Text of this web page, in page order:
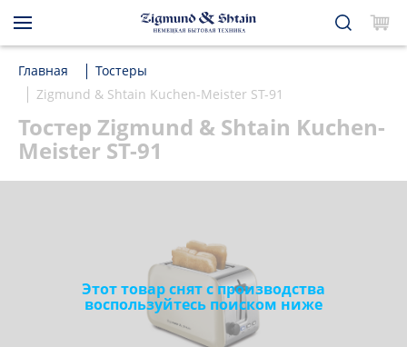
Главная
Тостеры
Zigmund & Shtain Kuchen-Meister ST-91
Тостер Zigmund & Shtain Kuchen-
Meister ST-91
Этот товар снят с производства
воспользуйтесь поиском ниже